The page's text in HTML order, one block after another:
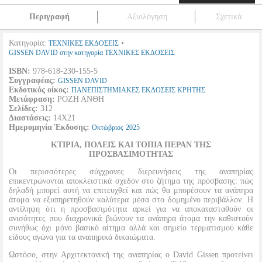
Περιγραφή Αξιολόγηση Σχετικά
Κατηγορία: ΤΕΧΝΙΚΕΣ ΕΚΔΟΣΕΙΣ •
GISSEN DAVID στην κατηγορία ΤΕΧΝΙΚΕΣ ΕΚΔΟΣΕΙΣ
ISBN: 978-618-230-155-5
Συγγραφέας: GISSEN DAVID
Εκδοτικός οίκος: ΠΑΝΕΠΙΣΤΗΜΙΑΚΕΣ ΕΚΔΟΣΕΙΣ ΚΡΗΤΗΣ
Μετάφραση: ΡΟΖΗ ΑΝΘΗ
Σελίδες: 312
Διαστάσεις: 14Χ21
Ημερομηνία Έκδοσης: Οκτώβριος 2025
ΚΤΙΡΙΑ, ΠΟΛΕΙΣ ΚΑΙ ΤΟΠΙΑ ΠΕΡΑΝ ΤΗΣ
ΠΡΟΣΒΑΣΙΜΟΤΗΤΑΣ
Οι περισσότερες σύγχρονες διερευνήσεις της αναπηρίας
επικεντρώνονται αποκλειστικά σχεδόν στο ζήτημα της πρόσβασης: πώς
δηλαδή μπορεί αυτή να επιτευχθεί και πώς θα μπορέσουν τα ανάπηρα
άτομα να εξυπηρετηθούν καλύτερα μέσα στο δομημένο περιβάλλον. Η
αντίληψη ότι η προσβασιμότητα αρκεί για να αποκατασταθούν οι
ανισότητες που διαχρονικά βιώνουν τα ανάπηρα άτομα την καθιστούν
συνήθως όχι μόνο βασικό αίτημα αλλά και σημείο τερματισμού κάθε
είδους αγώνα για τα αναπηρικά δικαιώματα.
Ωστόσο, στην Αρχιτεκτονική της αναπηρίας ο David Gissen προτείνει